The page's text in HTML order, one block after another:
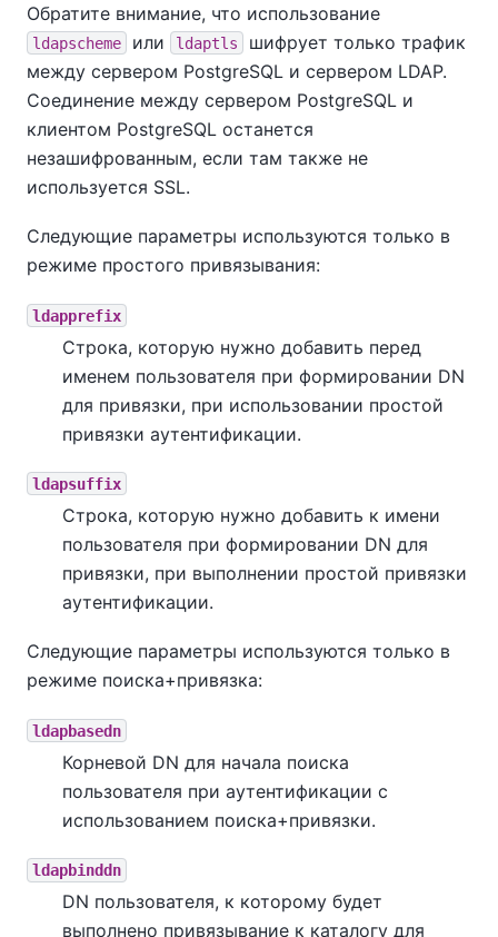
Обратите внимание, что использование
ldapscheme или ldaptls
шифрует только трафик
между сервером PostgreSQL и сервером LDAP.
Соединение между сервером PostgreSQL и
клиентом PostgreSQL останется
незашифрованным, если там также не
используется SSL.
Следующие параметры используются только в
режиме простого привязывания:
ldapprefix
Строка, которую нужно добавить перед
именем пользователя при формировании DN
для привязки, при использовании простой
привязки аутентификации.
ldapsuffix
Строка, которую нужно добавить к имени
пользователя при формировании DN для
привязки, при выполнении простой привязки
аутентификации.
Следующие параметры используются только в
режиме поиска+привязка:
ldapbasedn
Корневой DN для начала поиска
пользователя при аутентификации с
использованием поиска+привязки.
ldapbinddn
DN пользователя, к которому будет
выполнено привязывание к каталогу для